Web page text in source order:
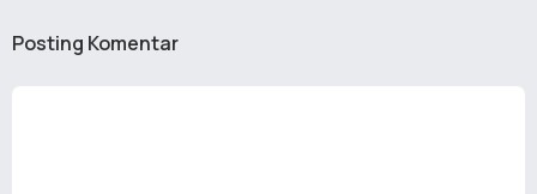
Posting Komentar